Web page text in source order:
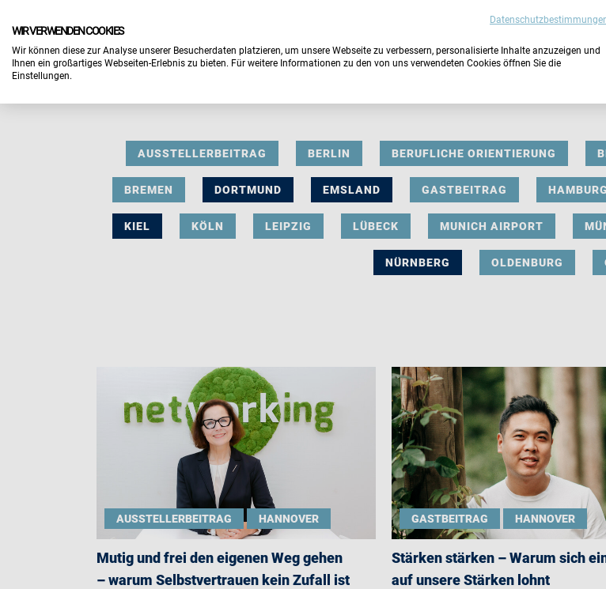
AUSSTELLERBEITRAG BERLIN BERUFLICHE ORIENTIERUNG
BREMEN DORTMUND EMSLAND GASTBEITRAG HAMBURG
KIEL KÖLN LEIPZIG LÜBECK MUNICH AIRPORT
NÜRNBERG OLDENBURG
AUSSTELLERBEITRAG HANNOVER
Mutig und frei den eigenen Weg gehen
– warum Selbstvertrauen kein Zufall ist
GASTBEITRAG HANNOVER
Stärken stärken – Warum sich
auf unsere Stärken lohnt
WIR VERWENDEN COOKIES
Wir können diese zur Analyse unserer Besucherdaten platzieren, um unsere Webseite zu verbessern, personalisierte Inhalte anzuzeigen und
Ihnen ein großartiges Webseiten-Erlebnis zu bieten. Für weitere Informationen zu den von uns verwendeten Cookies öffnen Sie die
Einstellungen.